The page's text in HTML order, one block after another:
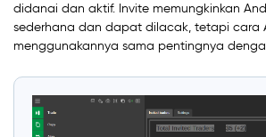
didanai dan aktif. Invite memungkinkan
sederhana dan dapat dilacak, tetapi cara
menggunakannya sama pentingnya